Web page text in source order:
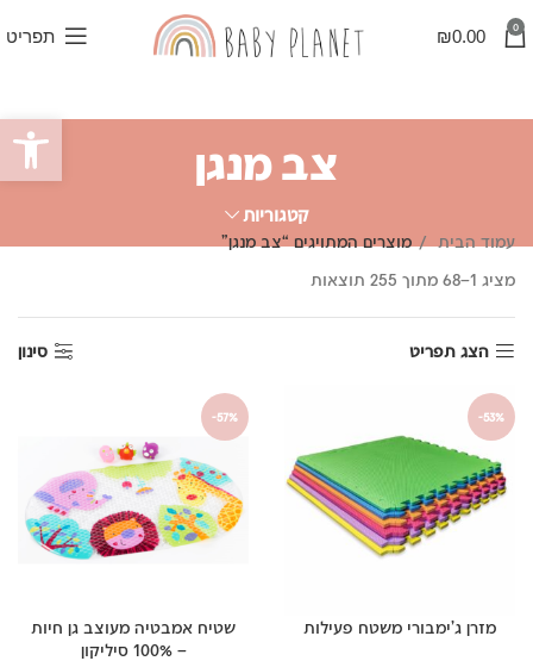
0
₪0.00 תפריט
צב מנגן
קטגוריות
עמוד הבית
מוצרים המתויגים “צב מנגן”
מציג 1–68 מתוך 255 תוצאות
הצג תפריט
סינון
-53%
מזרן ג’ימבורי משטח פעילות
-57%
שטיח אמבטיה מעוצב גן חיות
– 100% סיליקון
פתח